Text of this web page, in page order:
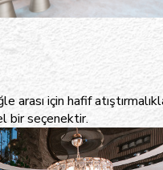
arası için hafif
bir seçenektir.